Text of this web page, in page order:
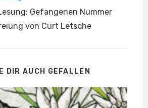
Gefangenen Nummer
von Curt Letsche
DIR AUCH GEFALLEN